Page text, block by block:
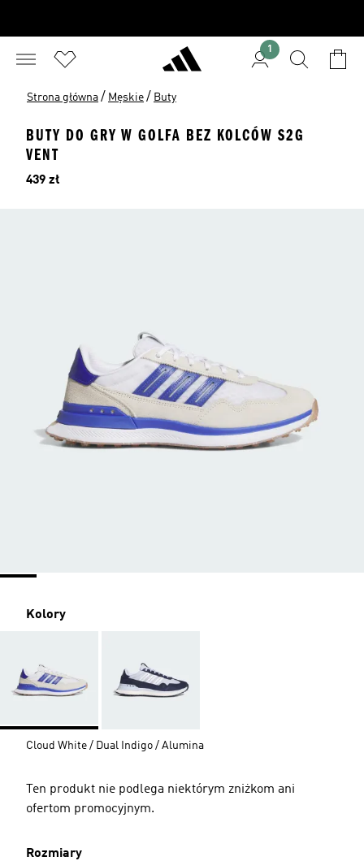
1
Strona główna / Męskie / Buty
BUTY DO GRY W GOLFA BEZ KOLCÓW S2G
VENT
Cena
439 zł
Kolory
Cloud White / Dual Indigo / Alumina
Ten produkt nie podlega niektórym zniżkom ani
ofertom promocyjnym.
Rozmiary